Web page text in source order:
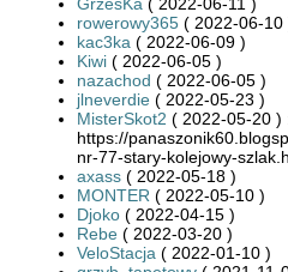
rowerowy365 ( 2022-06-10
kac3ka ( 2022-06-09 )
Kiwi ( 2022-06-05 )
nazachod ( 2022-06-05 )
jlneverdie ( 2022-05-23 )
MisterSkot2 ( 2022-05-20 )
https://
nr-77-stary-kolejowy-
axass ( 2022-05-18 )
MONTER ( 2022-05-10 )
Djoko ( 2022-04-15 )
Rebe ( 2022-03-20 )
VeloStacja ( 2022-01-10 )